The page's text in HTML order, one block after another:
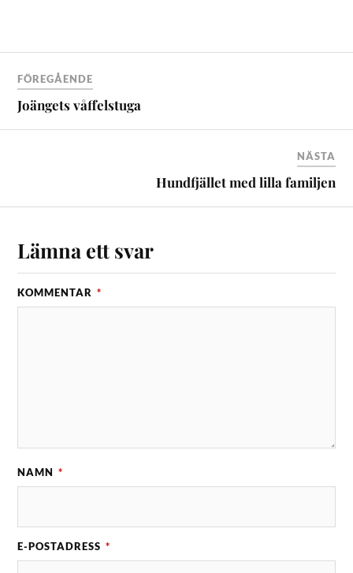
FÖREGÅENDE
Joängets våffelstuga
NÄSTA
Hundfjället med lilla familjen
Lämna ett svar
KOMMENTAR *
NAMN *
E-POSTADRESS *